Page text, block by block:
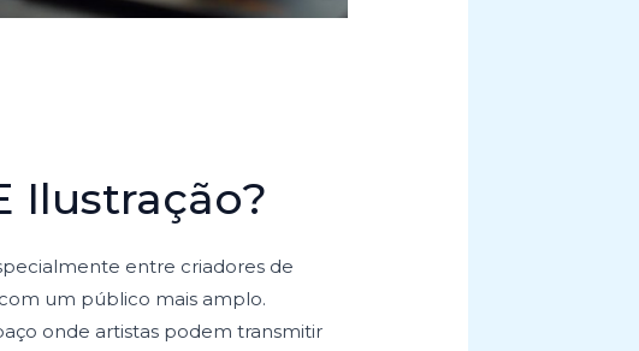
Ilustração?
entre criadores de
um público mais amplo.
onde artistas podem transmitir